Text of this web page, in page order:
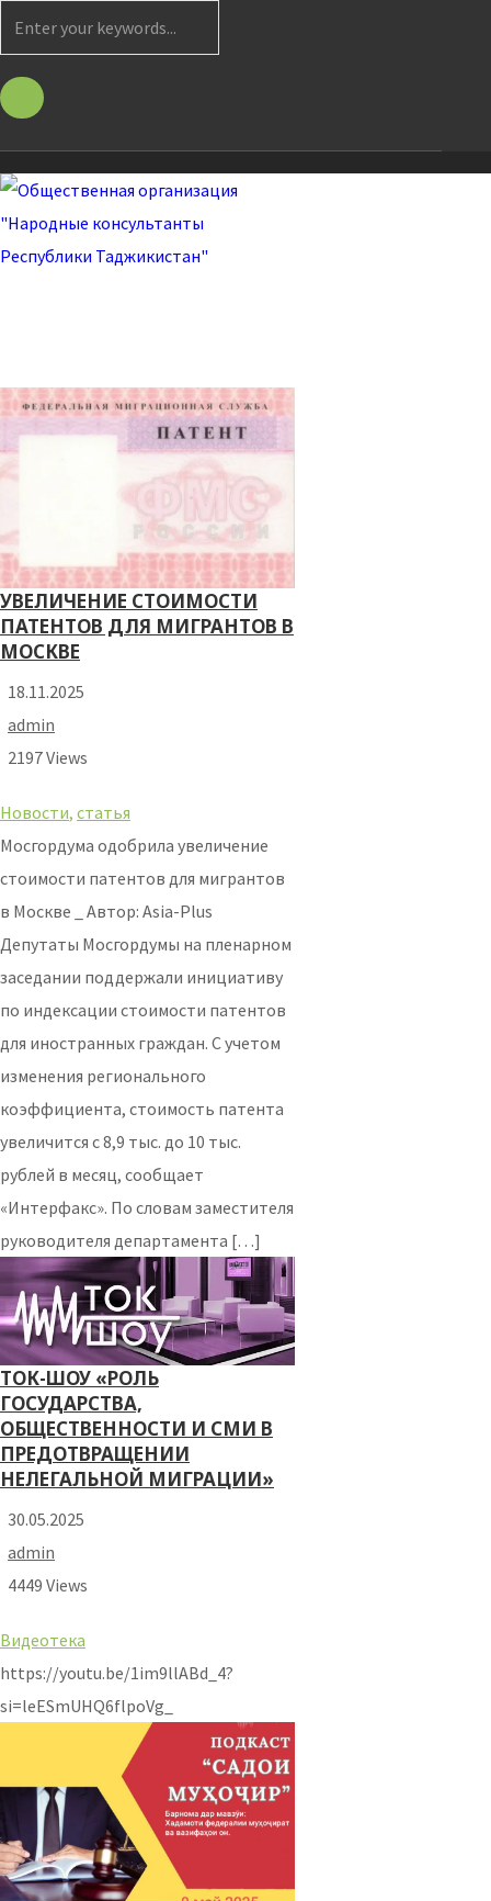
УВЕЛИЧЕНИЕ СТОИМОСТИ
ПАТЕНТОВ ДЛЯ МИГРАНТОВ В
МОСКВЕ
18.11.2025
admin
2197 Views
Новости, статья
Мосгордума одобрила увеличение
стоимости патентов для мигрантов
в Москве _ Автор: Asia-Plus
Депутаты Мосгордумы на пленарном
заседании поддержали инициативу
по индексации стоимости патентов
для иностранных граждан. С учетом
изменения регионального
коэффициента, стоимость патента
увеличится с 8,9 тыс. до 10 тыс.
рублей в месяц, сообщает
«Интерфакс». По словам заместителя
руководителя департамента […]
ТОК-ШОУ «РОЛЬ
ГОСУДАРСТВА,
ОБЩЕСТВЕННОСТИ И СМИ В
ПРЕДОТВРАЩЕНИИ
НЕЛЕГАЛЬНОЙ МИГРАЦИИ»
30.05.2025
admin
4449 Views
Видеотека
https://youtu.be/1im9llABd_4?
si=leESmUHQ6flpoVg_